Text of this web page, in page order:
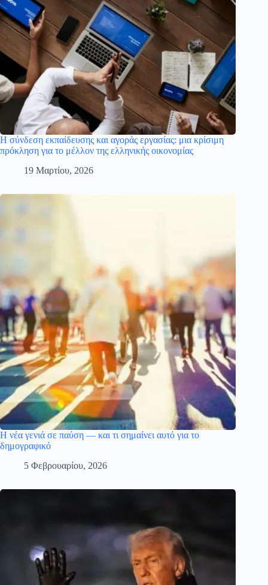
Η σύνδεση εκπαίδευσης και αγοράς εργασίας: μια κρίσιμη
πρόκληση για το μέλλον της ελληνικής οικονομίας
19 Μαρτίου, 2026
Η νέα γενιά σε παύση — και τι σημαίνει αυτό για το
δημογραφικό
5 Φεβρουαρίου, 2026